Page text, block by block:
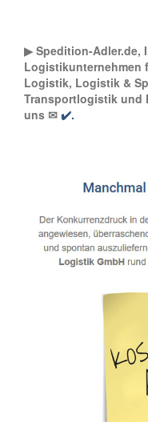
▶︎ Spedition-Adler.de,
Logistikunternehmen
Logistik, Logistik &
Transportlogistik und
uns ✉ ✔️.